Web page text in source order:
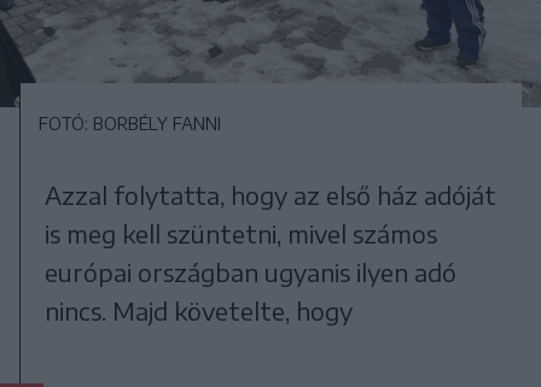
FOTÓ: BORBÉLY FANNI
Azzal folytatta, hogy az első ház adóját
is meg kell szüntetni, mivel számos
európai országban ugyanis ilyen adó
nincs. Majd követelte, hogy